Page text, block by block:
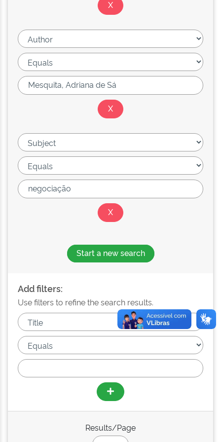
Start a new search
Add filters:
Use filters to refine the search results.
Results/Page